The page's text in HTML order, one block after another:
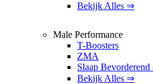
Bekijk Alles ⇒
Male Performance
T-Boosters
ZMA
Slaap
Bekijk Alles ⇒